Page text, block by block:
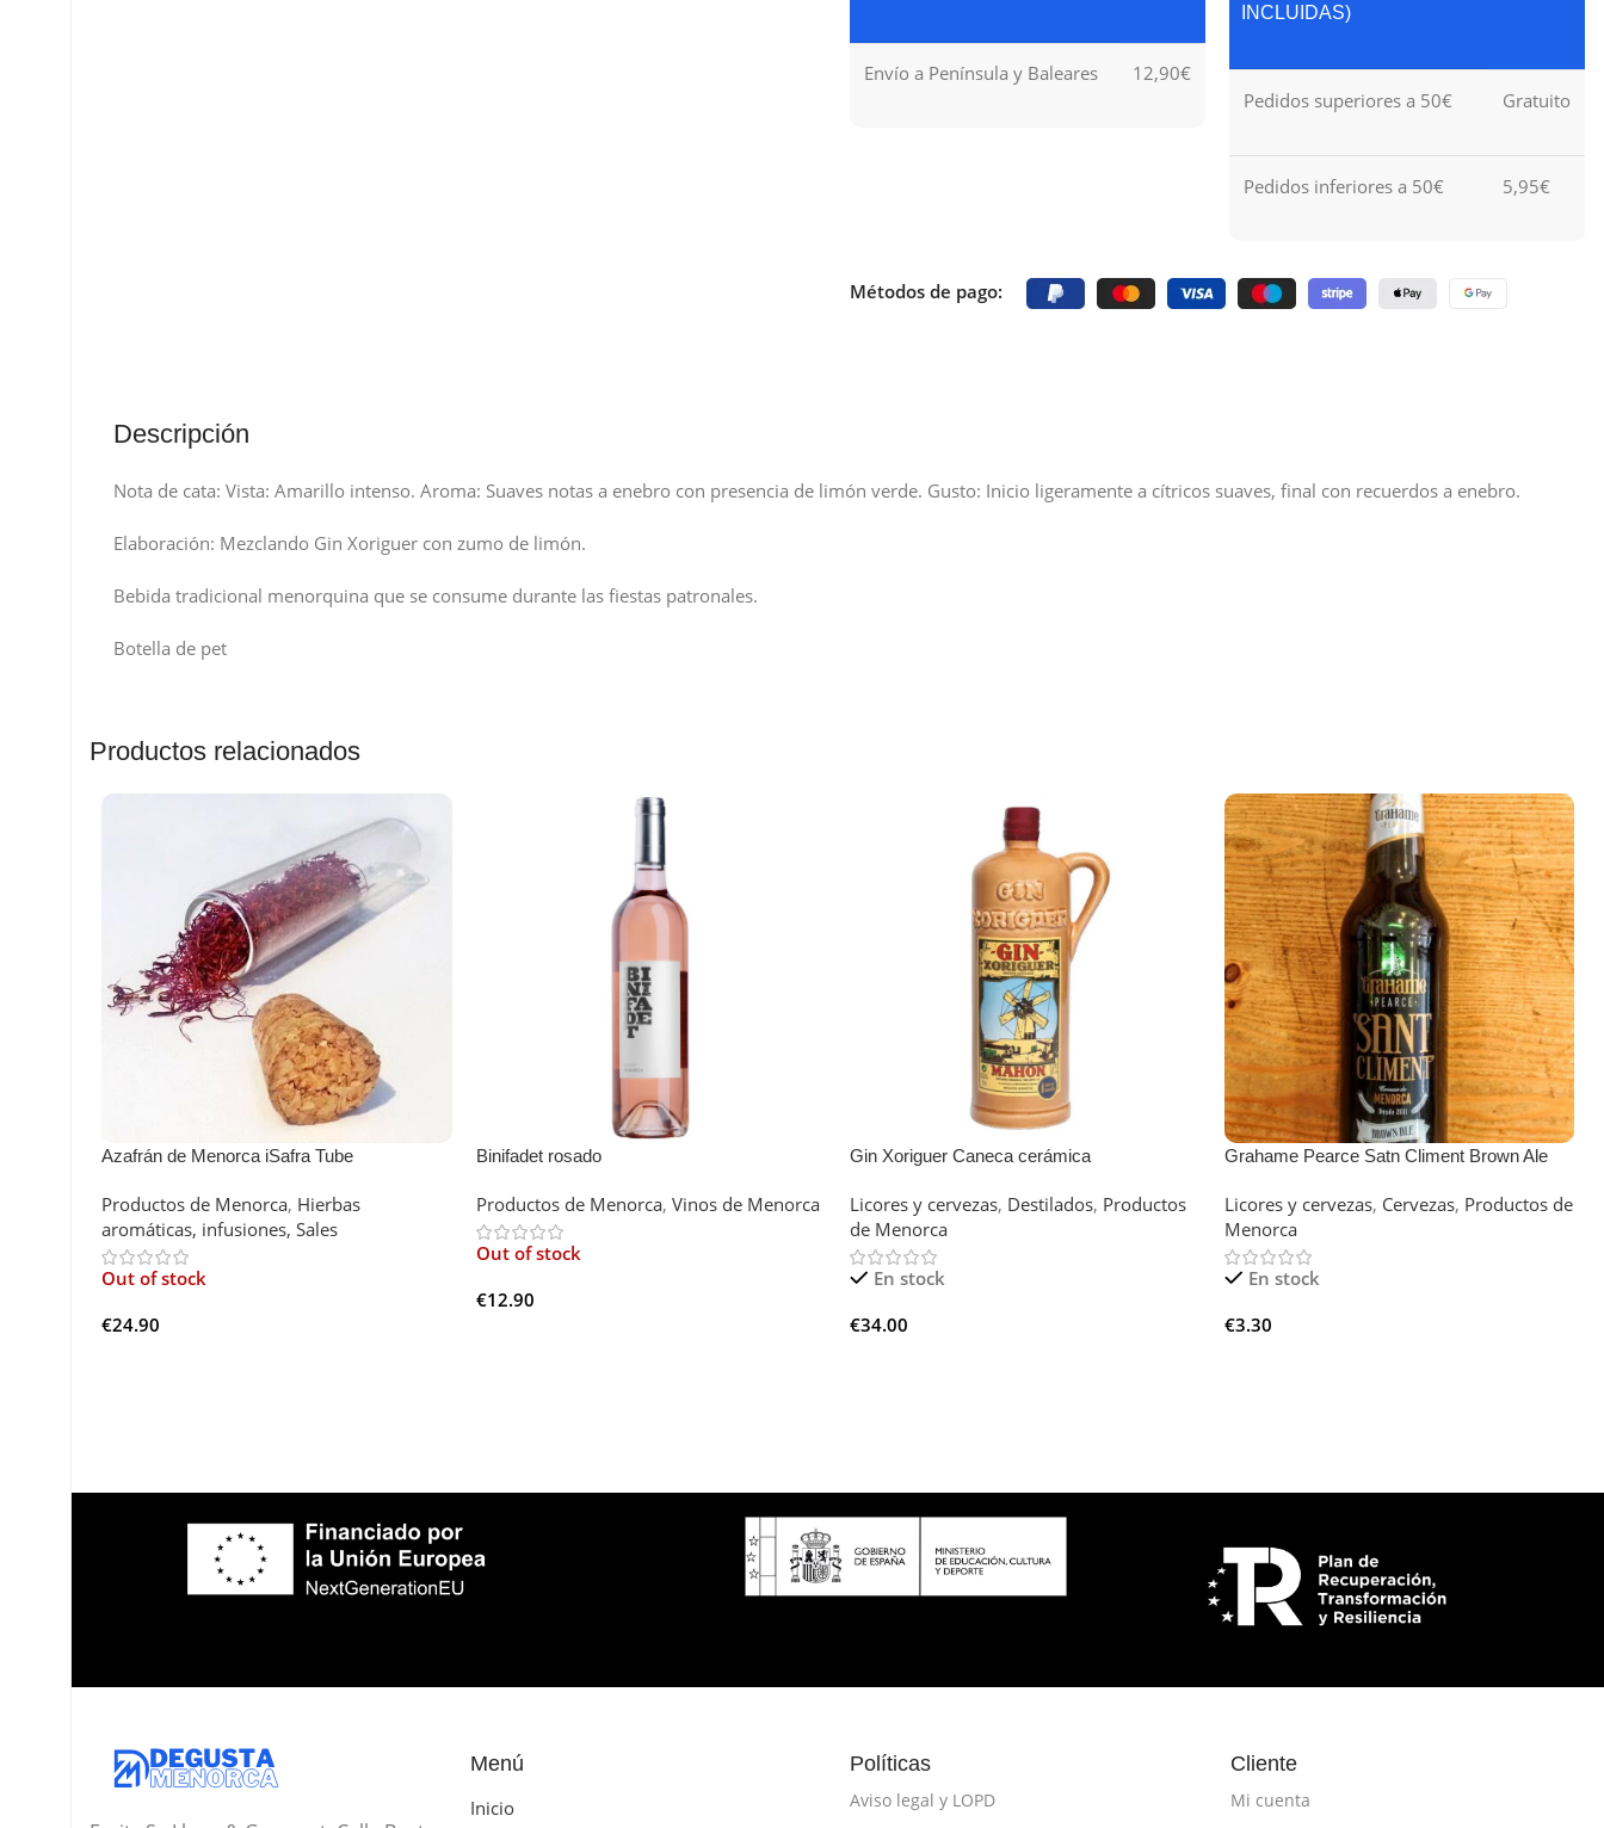
Envío a Península y Baleares 12,90€
INCLUIDAS)
Pedidos superiores a 50€ Gratuito
Pedidos inferiores a 50€ 5,95€
Métodos de pago:
Descripción
Nota de cata: Vista: Amarillo intenso. Aroma: Suaves notas a enebro con presencia de limón verde. Gusto: Inicio ligeramente a cítricos suaves, final con recuerdos a enebro.
Elaboración: Mezclando Gin Xoriguer con zumo de limón.
Bebida tradicional menorquina que se consume durante las fiestas patronales.
Botella de pet
Productos relacionados
Azafrán de Menorca iSafra Tube
Productos de Menorca, Hierbas
aromáticas, infusiones, Sales
Out of stock
€24.90
Binifadet rosado
Productos de Menorca, Vinos de Menorca
Out of stock
€12.90
Gin Xoriguer Caneca cerámica
Licores y cervezas, Destilados, Productos
de Menorca
En stock
€34.00
Grahame Pearce Satn Climent Brown Ale
Licores y cervezas, Cervezas, Productos de
Menorca
En stock
€3.30
Menú
Inicio
Políticas
Aviso legal y LOPD
Cliente
Mi cuenta